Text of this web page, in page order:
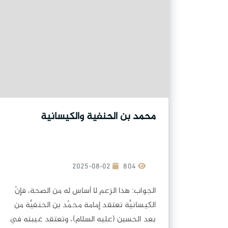
محمد بن الحنفية والكيسانية
2025-08-02
الجواب: هذا الزعم لا أساس له من الصحة، فإنّ
الكيسانيَّة تعتقد إمامة محمّد بن الحنفيَّة من
بعد الحسين (عليه السلام)، وتعتقد غيبته في